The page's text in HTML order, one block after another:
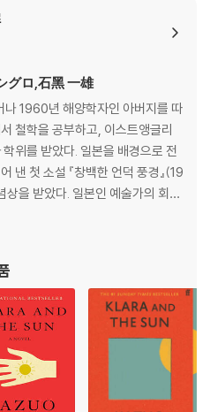
의 마음에 관한 작품”이며 “이시구로
야기를 담고 있는 동시에 그의 전체
Book Club Pick!
new novel from the No
author of Never Let Me Go a
The Remains of the Day.
Literature, tells the story of Klar
observational qualities,
watches carefully the behavi
and of those who pass on
hopeful that a customer will s
グロ,石黑 一雄
1960년 해양학자인 아버지를 따
철학을 공부하고, 이스트앵글리
위를 받았다. 일본을 배경으로 전
낸 첫 소설 『창백한 언덕 풍경』(19
을 받았다. 일본인 예술가의 회고
가』(1986)로 휘트브레드 상과 이
다. 1989년에 발표한
임스